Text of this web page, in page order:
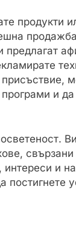
продукти
и
свързани
интереси и
постигнете